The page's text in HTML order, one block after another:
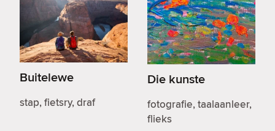
Buitelewe
stap, fietsry, draf
Die kunste
fotografie, taalaanleer,
flieks